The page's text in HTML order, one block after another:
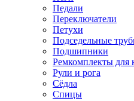
Педали
Переключатели
Петухи
Подседельные
Подшипники
Ремкомплекты для
Рули и рога
Сёдла
Спицы